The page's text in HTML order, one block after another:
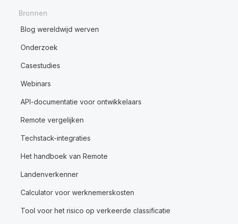
Bronnen
Blog wereldwijd werven
Onderzoek
Casestudies
Webinars
API-documentatie voor ontwikkelaars
Remote vergelijken
Techstack-integraties
Het handboek van Remote
Landenverkenner
Calculator voor werknemerskosten
Tool voor het risico op verkeerde classificatie